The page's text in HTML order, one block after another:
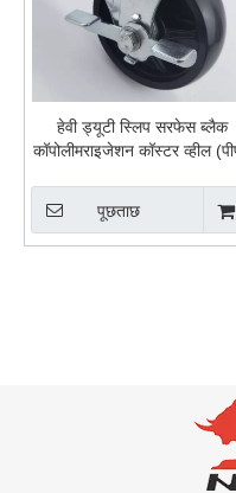
हेवी ड्यूटी स्लिप सरफेस ब्लैक
कॉपोलीमराइजेशन कॉस्टर व्हील
पूछताछ